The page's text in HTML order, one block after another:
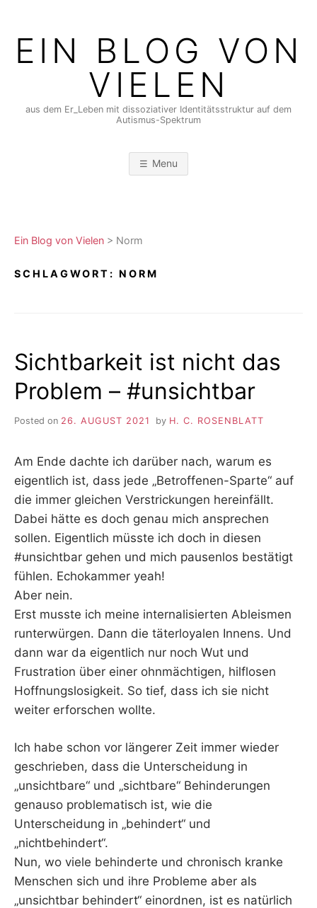
contentEIN BLOG VON
VIELEN
aus dem Er_Leben mit dissoziativer Identitätsstruktur auf dem
Autismus-Spektrum
Menu
Ein Blog von Vielen > Norm
SCHLAGWORT: NORM
Sichtbarkeit ist nicht das
Problem – #unsichtbar
Posted on 26. AUGUST 2021 by H. C. ROSENBLATT
Am Ende dachte ich darüber nach, warum es
eigentlich ist, dass jede „Betroffenen-Sparte“ auf
die immer gleichen Verstrickungen hereinfällt.
Dabei hätte es doch genau mich ansprechen
sollen. Eigentlich müsste ich doch in diesen
#unsichtbar gehen und mich pausenlos bestätigt
fühlen. Echokammer yeah!
Aber nein.
Erst musste ich meine internalisierten Ableismen
runterwürgen. Dann die täterloyalen Innens. Und
dann war da eigentlich nur noch Wut und
Frustration über einer ohnmächtigen, hilflosen
Hoffnungslosigkeit. So tief, dass ich sie nicht
weiter erforschen wollte.
Ich habe schon vor längerer Zeit immer wieder
geschrieben, dass die Unterscheidung in
„unsichtbare“ und „sichtbare“ Behinderungen
genauso problematisch ist, wie die
Unterscheidung in „behindert“ und
„nichtbehindert“.
Nun, wo viele behinderte und chronisch kranke
Menschen sich und ihre Probleme aber als
„unsichtbar behindert“ einordnen, ist es natürlich